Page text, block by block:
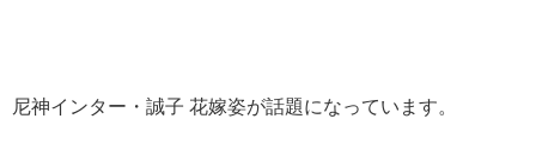
尼神インター・誠子 花嫁姿が話題になっています。